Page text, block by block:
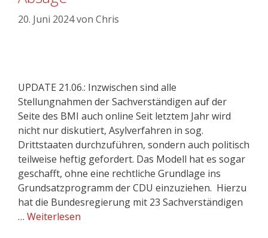
20. Juni 2024von Chris
UPDATE 21.06.: Inzwischen sind alle
Stellungnahmen der Sachverständigen auf der
Seite des BMI auch online Seit letztem Jahr wird
nicht nur diskutiert, Asylverfahren in sog.
Drittstaaten durchzuführen, sondern auch politisch
teilweise heftig gefordert. Das Modell hat es sogar
geschafft, ohne eine rechtliche Grundlage ins
Grundsatzprogramm der CDU einzuziehen. Hierzu
hat die Bundesregierung mit 23 Sachverständigen
… Weiterlesen